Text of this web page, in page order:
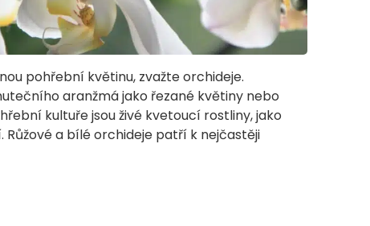
pohřební květinu, zvažte orchideje.
aranžmá jako řezané květiny nebo
kultuře jsou živé kvetoucí rostliny, jako
Růžové a bílé orchideje patří k nejčastěji